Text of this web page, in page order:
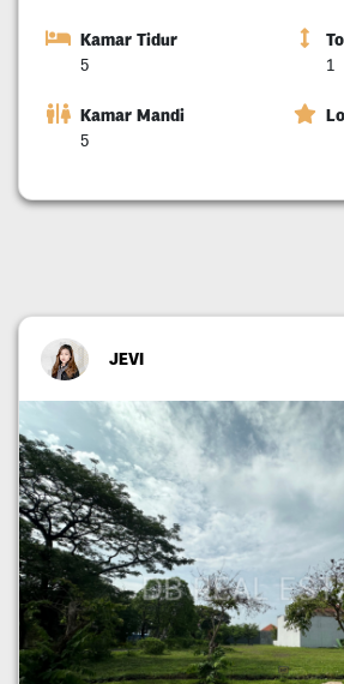
Kamar Tidur
5 1
Kamar Mandi
5
JEVI